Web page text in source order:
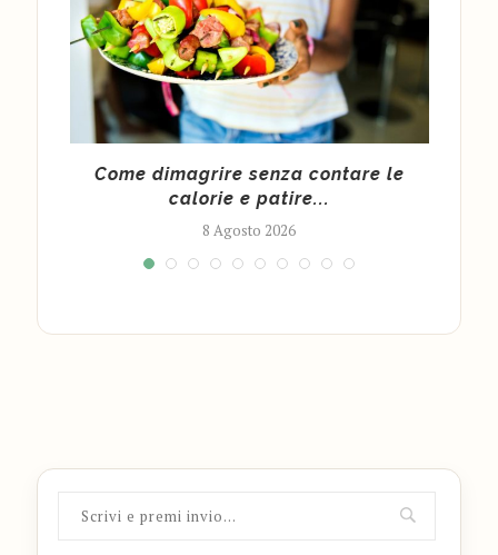
Come dimagrire senza contare le
calorie e patire...
8 Agosto 2026